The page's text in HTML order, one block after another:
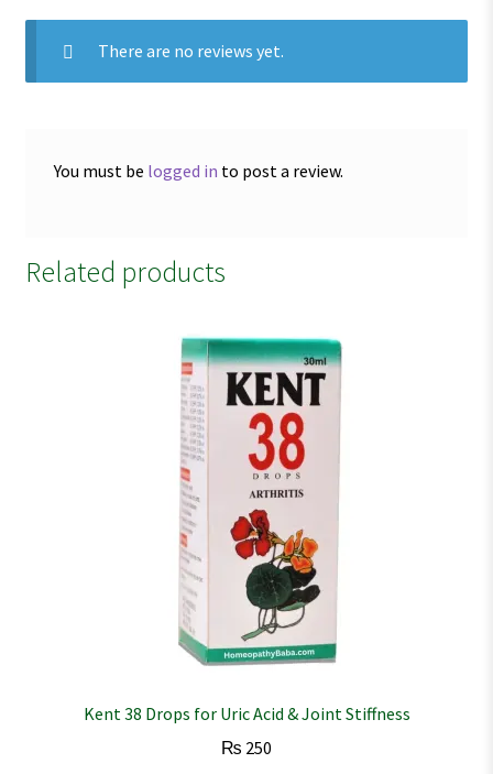
There are no reviews yet.
You must be logged in to post a review.
Related products
Kent 38 Drops for Uric Acid & Joint Stiffness
₨ 250